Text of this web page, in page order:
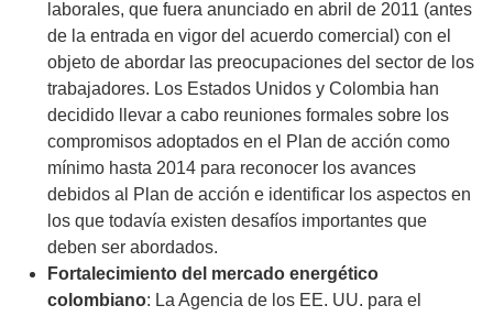
laborales, que fuera anunciado en abril de 2011 (antes
de la entrada en vigor del acuerdo comercial) con el
objeto de abordar las preocupaciones del sector de los
trabajadores. Los Estados Unidos y Colombia han
decidido llevar a cabo reuniones formales sobre los
compromisos adoptados en el Plan de acción como
mínimo hasta 2014 para reconocer los avances
debidos al Plan de acción e identificar los aspectos en
los que todavía existen desafíos importantes que
deben ser abordados.
Fortalecimiento del mercado energético
colombiano: La Agencia de los EE. UU. para el